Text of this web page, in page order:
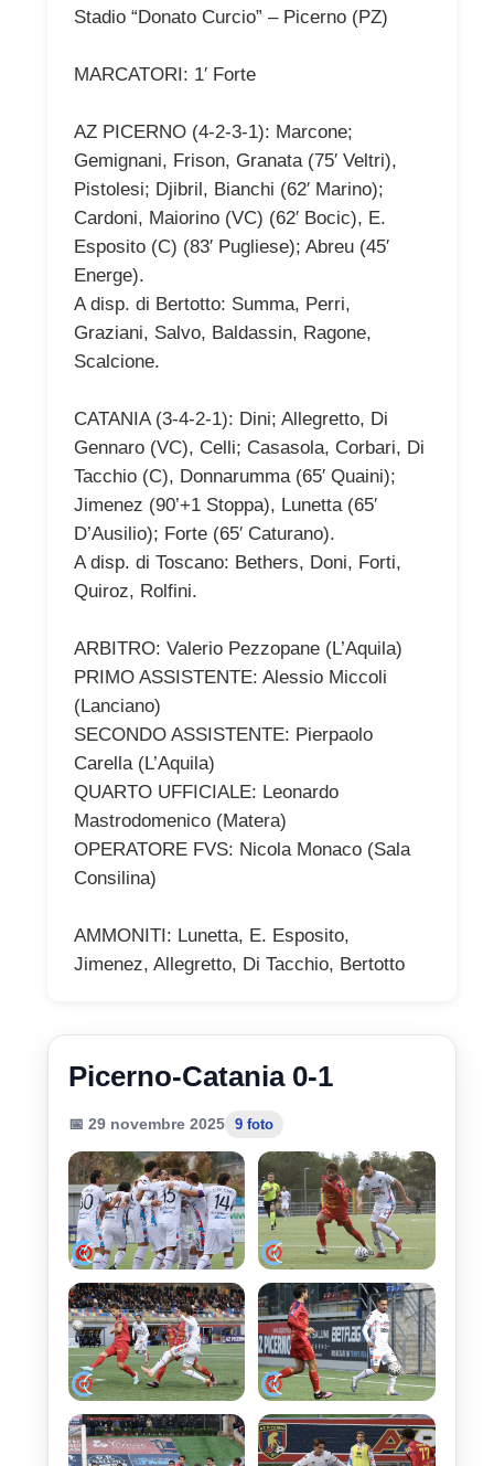
Stadio “Donato Curcio” – Picerno (PZ)
MARCATORI: 1′ Forte
AZ PICERNO (4-2-3-1): Marcone;
Gemignani, Frison, Granata (75′ Veltri),
Pistolesi; Djibril, Bianchi (62′ Marino);
Cardoni, Maiorino (VC) (62′ Bocic), E.
Esposito (C) (83′ Pugliese); Abreu (45′
Energe).
A disp. di Bertotto: Summa, Perri,
Graziani, Salvo, Baldassin, Ragone,
Scalcione.
CATANIA (3-4-2-1): Dini; Allegretto, Di
Gennaro (VC), Celli; Casasola, Corbari, Di
Tacchio (C), Donnarumma (65′ Quaini);
Jimenez (90’+1 Stoppa), Lunetta (65′
D’Ausilio); Forte (65′ Caturano).
A disp. di Toscano: Bethers, Doni, Forti,
Quiroz, Rolfini.
ARBITRO: Valerio Pezzopane (L’Aquila)
PRIMO ASSISTENTE: Alessio Miccoli
(Lanciano)
SECONDO ASSISTENTE: Pierpaolo
Carella (L’Aquila)
QUARTO UFFICIALE: Leonardo
Mastrodomenico (Matera)
OPERATORE FVS: Nicola Monaco (Sala
Consilina)
AMMONITI: Lunetta, E. Esposito,
Jimenez, Allegretto, Di Tacchio, Bertotto
Picerno-Catania 0-1
📅 29 novembre 2025 9 foto